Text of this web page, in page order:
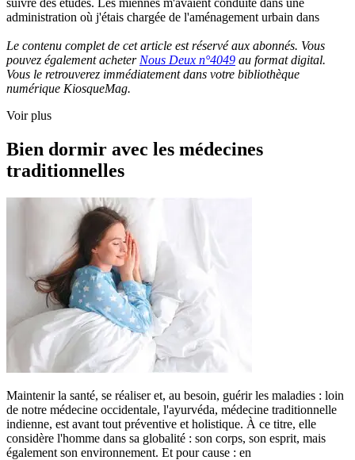
administration où j'étais chargée de l'aménagement urbain dans
Le contenu complet de cet article est réservé aux abonnés. Vous
pouvez également acheter Nous Deux n°4049 au format digital.
Vous le retrouverez immédiatement dans votre bibliothèque
numérique KiosqueMag.
Voir plus
Bien dormir avec les médecines
traditionnelles
Maintenir la santé, se réaliser et, au besoin, guérir les maladies : loin
de notre médecine occidentale, l'ayurvéda, médecine traditionnelle
indienne, est avant tout préventive et holistique. À ce titre, elle
considère l'homme dans sa globalité : son corps, son esprit, mais
également son environnement. Et pour cause : en